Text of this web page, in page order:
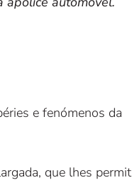
e fenómenos da
que lhes